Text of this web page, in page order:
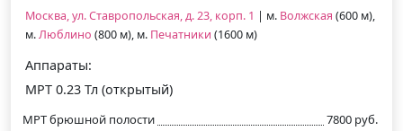
Москва, ул. Ставропольская, д. 23, корп. 1 | м. Волжская (600 м),
м.Люблино (800 м), м. Печатники (1600 м)
Аппараты:
МРТ 0.23 Тл (открытый)
МРТ брюшной полости
7800 руб.